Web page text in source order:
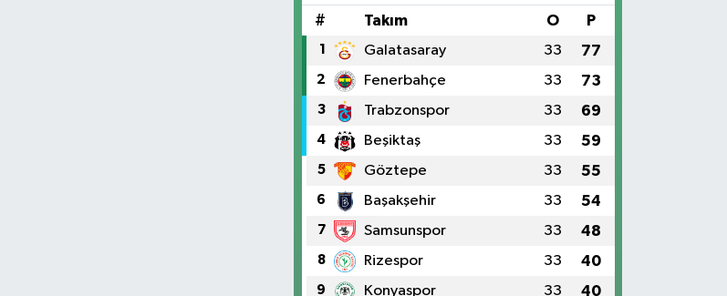
# Takım O P
1 Galatasaray 33 77
2 Fenerbahçe 33 73
3 Trabzonspor 33 69
4 Beşiktaş 33 59
5 Göztepe 33 55
6 Başakşehir 33 54
7 Samsunspor 33 48
8 Rizespor 33 40
9 Konyaspor 33 40